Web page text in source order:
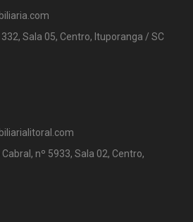
Sala 05, Centro, Ituporanga / SC
nº 5933, Sala 02, Centro,